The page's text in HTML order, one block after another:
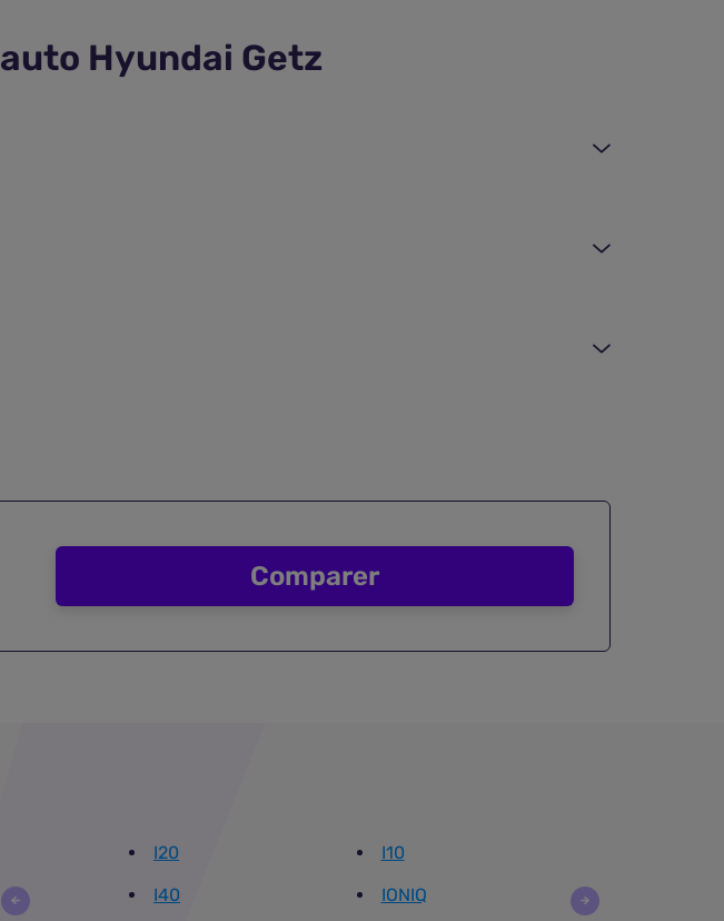
Hyundai Getz
Comparer
I20
I10
I40
IONIQ